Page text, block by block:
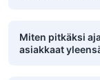
Miten pitkäksi
asiakkaat